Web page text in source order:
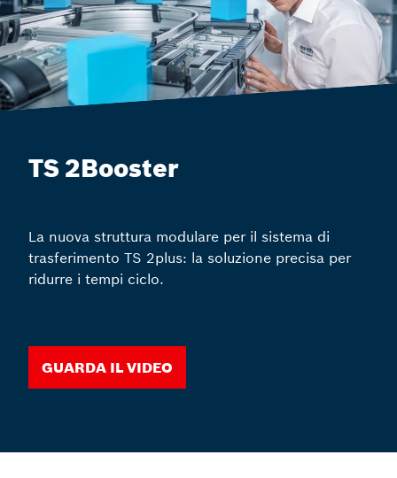
TS 2Booster
La nuova struttura modulare per il sistema di
trasferimento TS 2plus: la soluzione precisa per
ridurre i tempi ciclo.
Guarda il video